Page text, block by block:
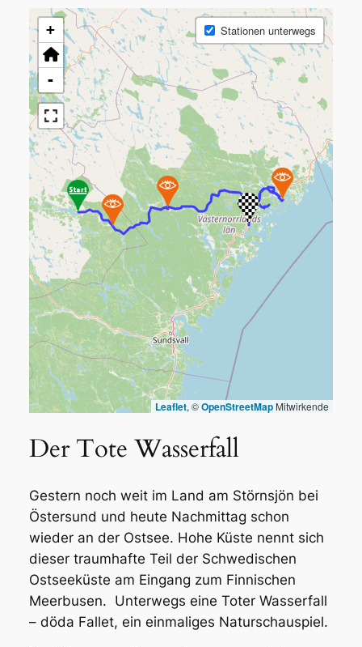
+
-
Stationen unterwegs
Leaflet, ©OpenStreetMap Mitwirkende
Der Tote Wasserfall
Gestern noch weit im Land am Störnsjön bei
Östersund und heute Nachmittag schon
wieder an der Ostsee. Hohe Küste nennt sich
dieser traumhafte Teil der Schwedischen
Ostseeküste am Eingang zum Finnischen
Meerbusen. Unterwegs eine Toter Wasserfall
– döda Fallet, ein einmaliges Naturschauspiel.